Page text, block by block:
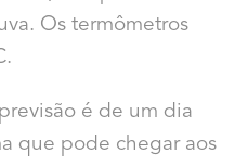
Os termômetros
é de um dia
que pode chegar aos